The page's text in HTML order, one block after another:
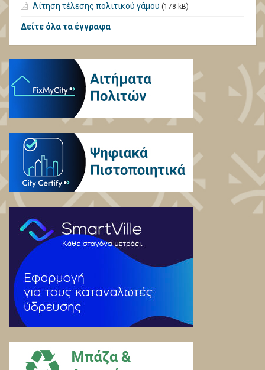
Αίτηση τέλεσης πολιτικού γάμου (178 kB)
Δείτε όλα τα έγγραφα